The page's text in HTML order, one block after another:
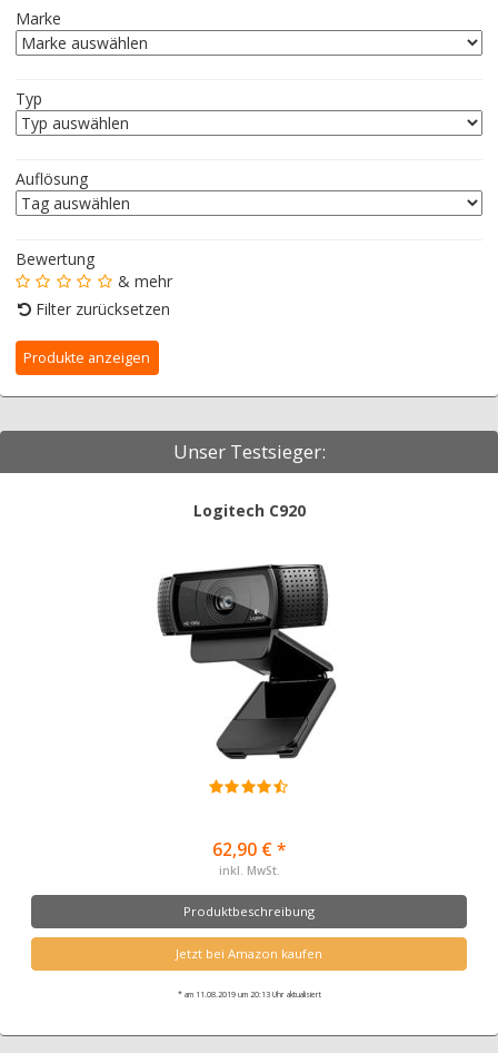
Marke
Typ
Auflösung
Bewertung
& mehr
Filter zurücksetzen
Unser Testsieger:
Logitech C920
62,90 € *
inkl. MwSt.
Produktbeschreibung
Jetzt bei Amazon kaufen
* am 11.08.2019 um 20:13 Uhr aktualisiert